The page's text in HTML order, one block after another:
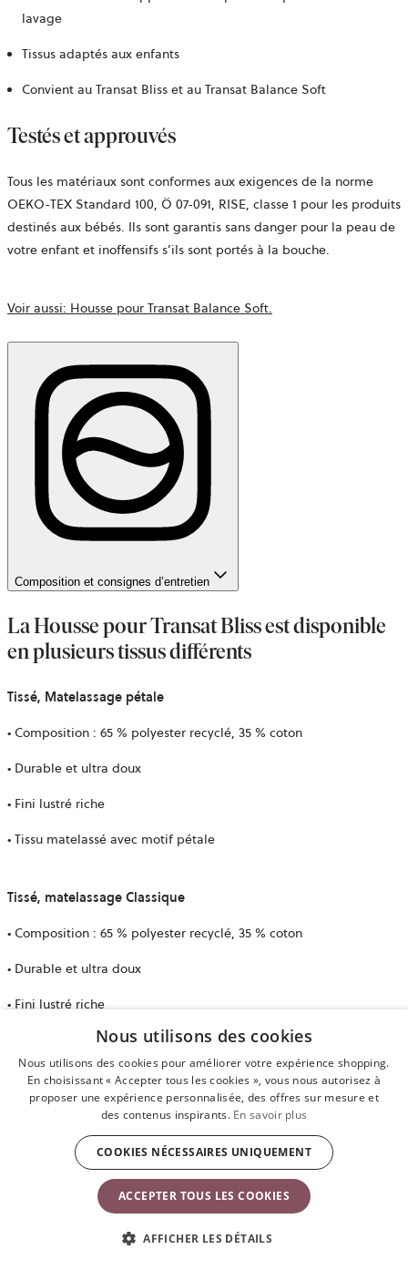
lavage
Tissus adaptés aux enfants
Convient au Transat Bliss et au Transat Balance Soft
Testés et approuvés
Tous les matériaux sont conformes aux exigences de la norme
OEKO-TEX Standard 100, Ö 07-091, RISE, classe 1 pour les produits
destinés aux bébés. Ils sont garantis sans danger pour la peau de
votre enfant et inoffensifs s’ils sont portés à la bouche.
Voir aussi: Housse pour Transat Balance Soft.
Composition et consignes d’entretien
La Housse pour Transat Bliss est disponible
en plusieurs tissus différents
Tissé, Matelassage pétale
• Composition : 65 % polyester recyclé, 35 % coton
• Durable et ultra doux
• Fini lustré riche
• Tissu matelassé avec motif pétale
Tissé, matelassage Classique
• Composition : 65 % polyester recyclé, 35 % coton
• Durable et ultra doux
• Fini lustré riche
• Tissu matelassé au design classique
Jersey 3D
• Composition : 80 % polyester, 16 % coton, 4 % élasthanne
• Sensation douce et veloutée
• Extensible, enveloppe délicatement votre bébé
Nous utilisons des cookies
Nous utilisons des cookies pour améliorer votre expérience shopping.
En choisissant « Accepter tous les cookies », vous nous autorisez à
proposer une expérience personnalisée, des offres sur mesure et
des contenus inspirants. En savoir plus
ACCEPTER TOUS LES COOKIES
COOKIES NÉCESSAIRES UNIQUEMENT
AFFICHER LES DÉTAILS